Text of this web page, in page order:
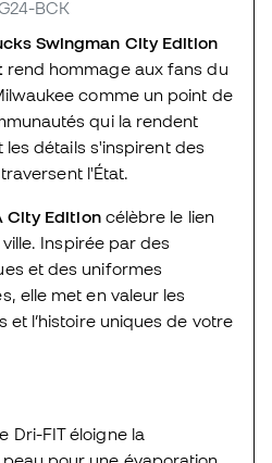
BCK
Swingman City Edition
rend hommage aux fans du
comme un point de
qui la rendent
les détails s'inspirent des
l'État.
City Editioncélèbre le lien
Inspirée par des
et des uniformes
elle met en valeur les
et l’histoire uniques de votre
Dri-FIT éloigne la